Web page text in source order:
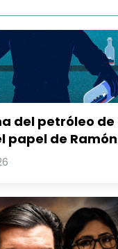
del petróleo de
papel de Ramón
en el triángulo
y su impacto en